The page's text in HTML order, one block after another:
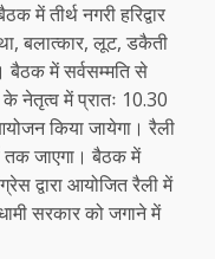
में तीर्थ नगरी हरिद्वार
बलात्कार, लूट, डकैती
में सर्वसम्मति से
नेतृत्व में प्रातः 10.30
किया जायेगा। रैली
तक जाएगा। बैठक में
द्वारा आयोजित रैली में
सरकार को जगाने में